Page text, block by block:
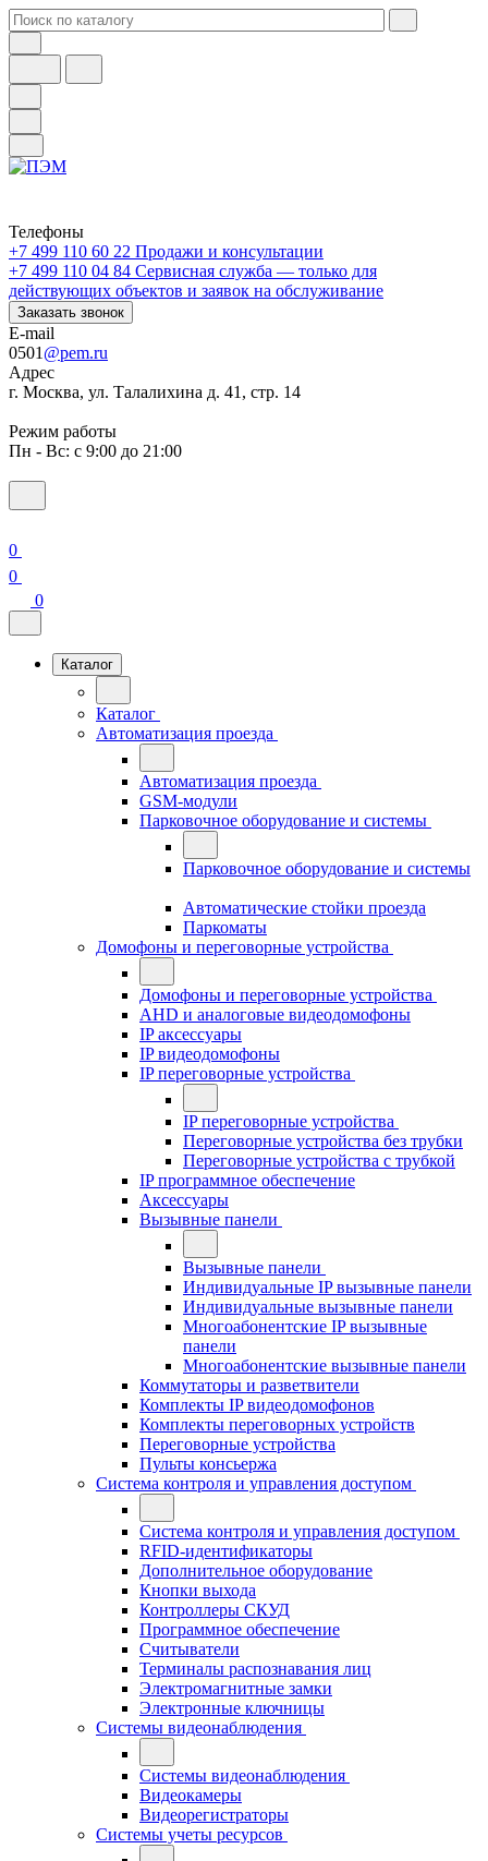
Телефоны
+7 499 110 60 22 Продажи и консультации
+7 499 110 04 84 Сервисная служба — только для
действующих объектов и заявок на обслуживание
Заказать звонок
E-mail
0501 @pem.ru
Адрес
г. Москва, ул. Талалихина д. 41, стр. 14
Режим работы
Пн - Вс: с 9:00 до 21:00
0
0
0
Каталог
Каталог
Автоматизация проезда
Автоматизация проезда
GSM-модули
Парковочное оборудование и системы
Парковочное оборудование и системы
Автоматические стойки проезда
Паркоматы
Домофоны и переговорные устройства
Домофоны и переговорные устройства
AHD и аналоговые видеодомофоны
IP аксессуары
IP видеодомофоны
IP переговорные устройства
IP переговорные устройства
Переговорные устройства без трубки
Переговорные устройства с трубкой
IP программное обеспечение
Аксессуары
Вызывные панели
Вызывные панели
Индивидуальные IP вызывные панели
Индивидуальные вызывные панели
Многоабонентские IP вызывные
панели
Многоабонентские вызывные панели
Коммутаторы и разветвители
Комплекты IP видеодомофонов
Комплекты переговорных устройств
Переговорные устройства
Пульты консьержа
Система контроля и управления доступом
Система контроля и управления доступом
RFID-идентификаторы
Дополнительное оборудование
Кнопки выхода
Контроллеры СКУД
Программное обеспечение
Считыватели
Терминалы распознавания лиц
Электромагнитные замки
Электронные ключницы
Системы видеонаблюдения
Системы видеонаблюдения
Видеокамеры
Видеорегистраторы
Системы учеты ресурсов